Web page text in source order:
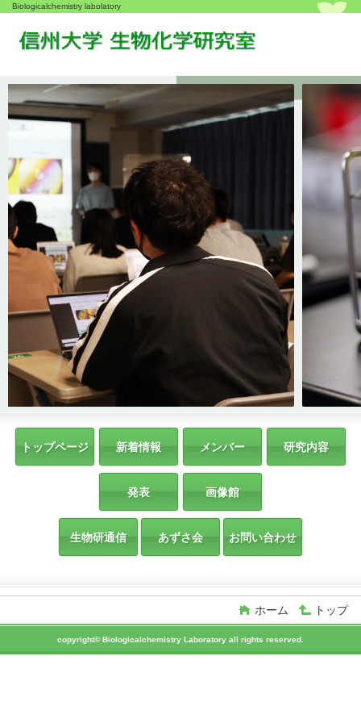
Biologicalchemistry labolatory
トップページ 新着情報 メンバー 研究内容
発表 画像館
生物研通信 あずさ会 お問い合わせ
ホーム トップ
copyright© Biologicalchemistry Laboratory all rights reserved.